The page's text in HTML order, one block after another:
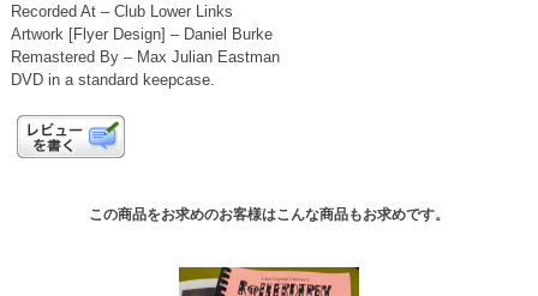
Recorded At – Club Lower Links
Artwork [Flyer Design] – Daniel Burke
Remastered By – Max Julian Eastman
DVD in a standard keepcase.
この商品をお求めのお客様はこんな商品もお求めです。